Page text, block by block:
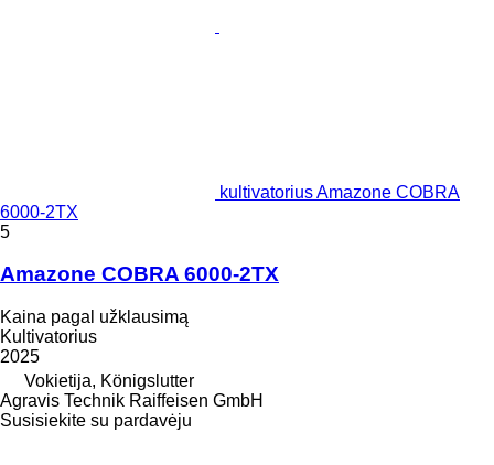
kultivatorius Amazone COBRA
6000-2TX
5
Amazone COBRA 6000-2TX
Kaina pagal užklausimą
Kultivatorius
2025
Vokietija, Königslutter
Agravis Technik Raiffeisen GmbH
Susisiekite su pardavėju